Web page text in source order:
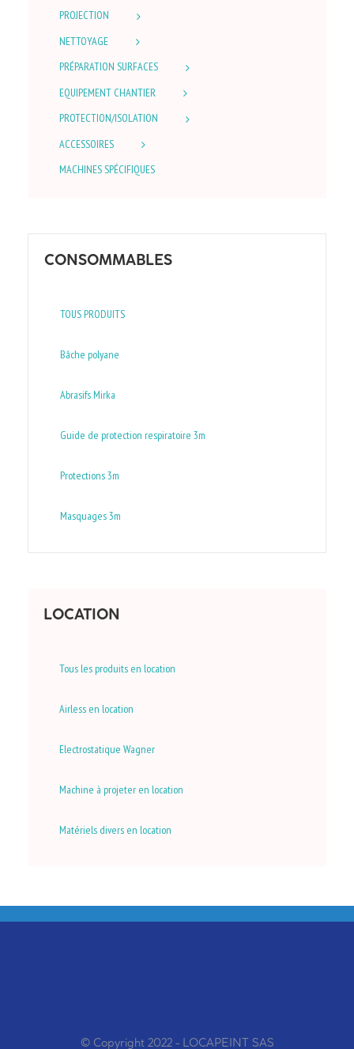
PROJECTION
NETTOYAGE
PRÉPARATION SURFACES
EQUIPEMENT CHANTIER
PROTECTION/ISOLATION
ACCESSOIRES
MACHINES SPÉCIFIQUES
CONSOMMABLES
TOUS PRODUITS
Bâche polyane
Abrasifs Mirka
Guide de protection respiratoire 3m
Protections 3m
Masquages 3m
LOCATION
Tous les produits en location
Airless en location
Electrostatique Wagner
Machine à projeter en location
Matériels divers en location
© Copyright 2022 - LOCAPEINT SAS